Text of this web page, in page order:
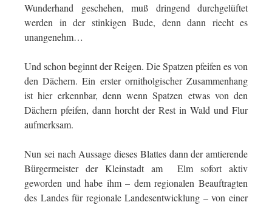
Wunderhand geschehen, muß dringend durchgelüftet
werden in der stinkigen Bude, denn dann riecht es
unangenehm…
Und schon beginnt der Reigen. Die Spatzen pfeifen es von
den Dächern. Ein erster ornitholgischer Zusammenhang
ist hier erkennbar, denn wenn Spatzen etwas von den
Dächern pfeifen, dann horcht der Rest in Wald und Flur
aufmerksam.
Nun sei nach Aussage dieses Blattes dann der amtierende
Bürgermeister der Kleinstadt am Elm sofort aktiv
geworden und habe ihm – dem regionalen Beauftragten
des Landes für regionale Landesentwicklung – von einer